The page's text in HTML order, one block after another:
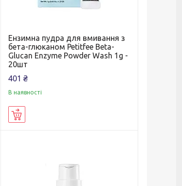
Ензимна пудра для вмивання з
бета-глюканом Petitfee Beta-
Glucan Enzyme Powder Wash 1g -
20шт
401 ₴
В наявності